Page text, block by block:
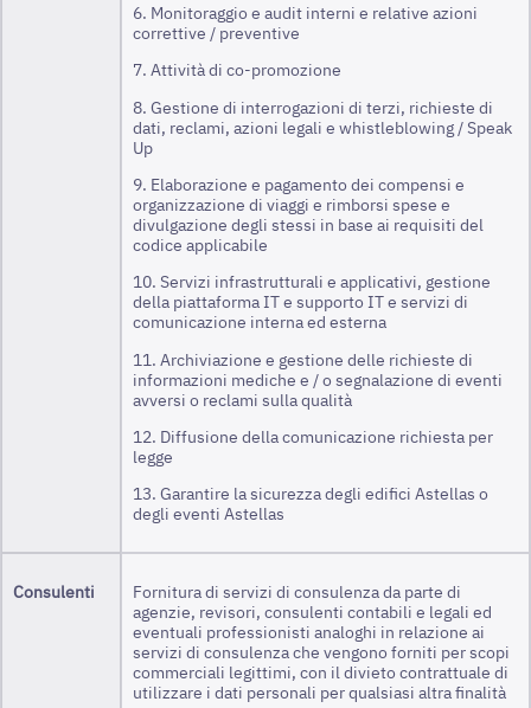
6. Monitoraggio e audit interni e relative azioni
correttive / preventive
7. Attività di co-promozione
8. Gestione di interrogazioni di terzi, richieste di
dati, reclami, azioni legali e whistleblowing / Speak
Up
9. Elaborazione e pagamento dei compensi e
organizzazione di viaggi e rimborsi spese e
divulgazione degli stessi in base ai requisiti del
codice applicabile
10. Servizi infrastrutturali e applicativi, gestione
della piattaforma IT e supporto IT e servizi di
comunicazione interna ed esterna
11. Archiviazione e gestione delle richieste di
informazioni mediche e / o segnalazione di eventi
avversi o reclami sulla qualità
12. Diffusione della comunicazione richiesta per
legge
13. Garantire la sicurezza degli edifici Astellas o
degli eventi Astellas
Consulenti
Fornitura di servizi di consulenza da parte di
agenzie, revisori, consulenti contabili e legali ed
eventuali professionisti analoghi in relazione ai
servizi di consulenza che vengono forniti per scopi
commerciali legittimi, con il divieto contrattuale di
utilizzare i dati personali per qualsiasi altra finalità